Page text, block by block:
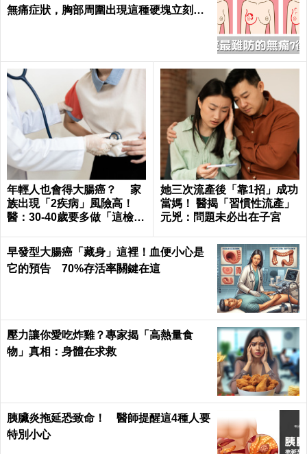
無痛症狀，胸部周圍出現這種硬塊立刻就
年輕人也會得大腸癌？ 家
族出現「2疾病」風險高！
醫：30-40歲要多做「這檢
她三次流產後「靠1招」成功
當媽！ 醫揭「習慣性流產」
元兇：問題未必出在子宮
早發型大腸癌「藏身」這裡！血便小心是
它的預告 70%存活率關鍵在這
壓力讓你愛吃炸雞？專家揭「高熱量食
物」真相：身體在求救
胰臟炎拖延恐致命！ 醫師提醒這4種人要
特別小心